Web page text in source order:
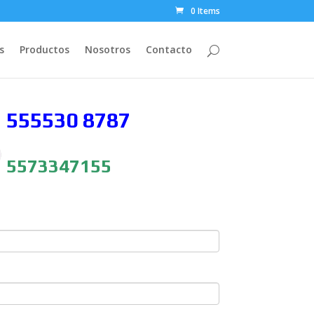
0 Items
Productos Nosotros Contacto
555530 8787
5573347155